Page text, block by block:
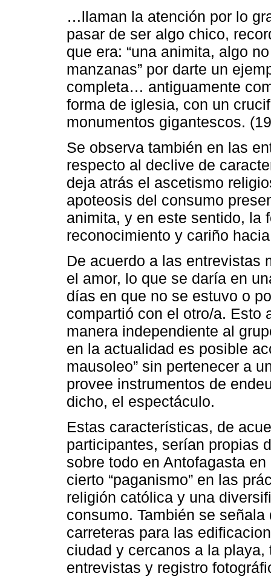
…llaman la atención por lo
pasar de ser algo chico,
que era: “una animita, algo
manzanas” por darte un
completa… antiguamente
forma de iglesia, con un
monumentos gigantescos.
Se observa también en las
respecto al declive de
deja atrás el ascetismo
apoteosis del consumo
animita, y en este sentido, la
reconocimiento y cariño
De acuerdo a las entrevistas
el amor, lo que se daría en
días en que no se estuvo o
compartió con el otro/a. Esto
manera independiente al
en la actualidad es posible
mausoleo” sin pertenecer a
provee instrumentos de
dicho, el espectáculo.
Estas características, de
participantes, serían propias
sobre todo en Antofagasta
cierto “paganismo” en las
religión católica y una
consumo. También se
carreteras para las
ciudad y cercanos a la
entrevistas y registro